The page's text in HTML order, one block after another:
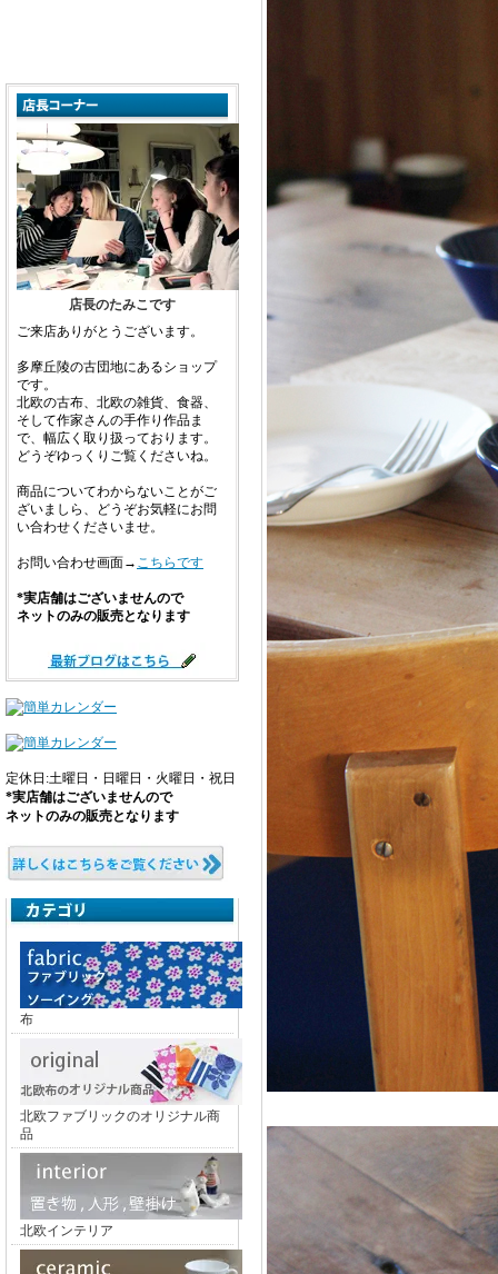
店長のたみこです
ご来店ありがとうございます。
多摩丘陵の古団地にあるショップ
です。
北欧の古布、北欧の雑貨、食器、
そして作家さんの手作り作品ま
で、幅広く取り扱っております。
どうぞゆっくりご覧くださいね。
商品についてわからないことがご
ざいましら、どうぞお気軽にお問
い合わせくださいませ。
お問い合わせ画面→ こちらです
*実店舗はございませんので
ネットのみの販売となります
定休日:土曜日・日曜日・火曜日・祝日
*実店舗はございませんので
ネットのみの販売となります
布
北欧ファブリックのオリジナル商
品
北欧インテリア